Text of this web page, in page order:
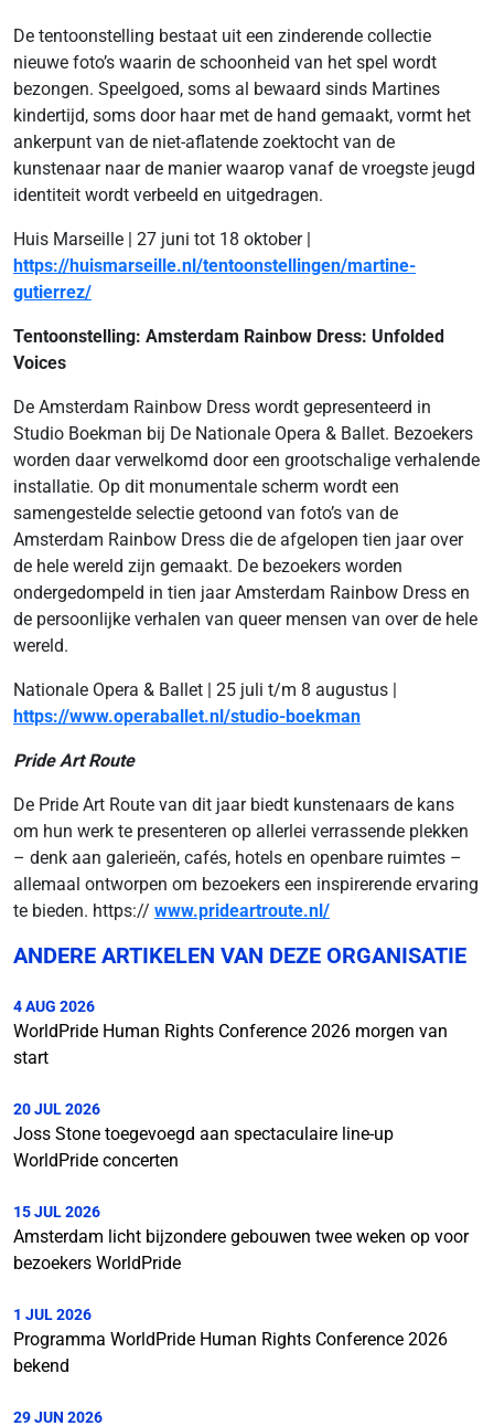
De tentoonstelling bestaat uit een zinderende collectie
nieuwe foto’s waarin de schoonheid van het spel wordt
bezongen. Speelgoed, soms al bewaard sinds Martines
kindertijd, soms door haar met de hand gemaakt, vormt het
ankerpunt van de niet-aflatende zoektocht van de
kunstenaar naar de manier waarop vanaf de vroegste jeugd
identiteit wordt verbeeld en uitgedragen.
Huis Marseille | 27 juni tot 18 oktober |
https://huismarseille.nl/tentoonstellingen/martine-
gutierrez/
Tentoonstelling: Amsterdam Rainbow Dress: Unfolded
Voices
De Amsterdam Rainbow Dress wordt gepresenteerd in
Studio Boekman bij De Nationale Opera & Ballet. Bezoekers
worden daar verwelkomd door een grootschalige verhalende
installatie. Op dit monumentale scherm wordt een
samengestelde selectie getoond van foto’s van de
Amsterdam Rainbow Dress die de afgelopen tien jaar over
de hele wereld zijn gemaakt. De bezoekers worden
ondergedompeld in tien jaar Amsterdam Rainbow Dress en
de persoonlijke verhalen van queer mensen van over de hele
wereld.
Nationale Opera & Ballet | 25 juli t/m 8 augustus |
https://www.operaballet.nl/studio-boekman
Pride Art Route
De Pride Art Route van dit jaar biedt kunstenaars de kans
om hun werk te presenteren op allerlei verrassende plekken
– denk aan galerieën, cafés, hotels en openbare ruimtes –
allemaal ontworpen om bezoekers een inspirerende ervaring
te bieden. https:// www.prideartroute.nl/
ANDERE ARTIKELEN VAN DEZE ORGANISATIE
4 AUG 2026
WorldPride Human Rights Conference 2026 morgen van
start
20 JUL 2026
Joss Stone toegevoegd aan spectaculaire line-up
WorldPride concerten
15 JUL 2026
Amsterdam licht bijzondere gebouwen twee weken op voor
bezoekers WorldPride
1 JUL 2026
Programma WorldPride Human Rights Conference 2026
bekend
29 JUN 2026